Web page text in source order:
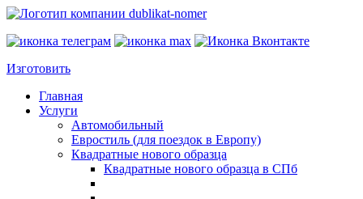
Изготовить
Главная
Услуги
Автомобильный
Евростиль (для поездок в Европу)
Квадратные нового образца
Квадратные нового образца в СПб